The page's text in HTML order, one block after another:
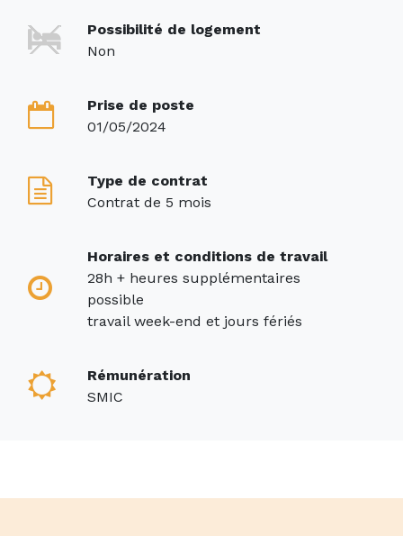
Possibilité de logement
Non
Prise de poste
01/05/2024
Type de contrat
Contrat de 5 mois
Horaires et conditions de travail
28h + heures supplémentaires
possible
travail week-end et jours fériés
Rémunération
SMIC